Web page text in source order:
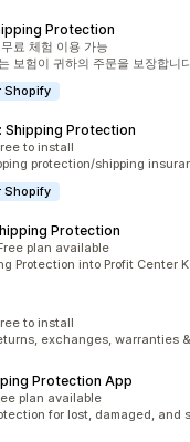
Protection
무료 체험 이용 가능
보험이 귀하의 주문을 보장합니
Shopify
Shipping Protection
to install
protection/shipping
Shopify
Protection
plan available
Protection into Profit Center
to install
exchanges, warranties
Protection App
plan available
for lost, damaged, and